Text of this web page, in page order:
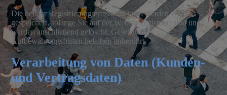
Die bei der Registrierung erfassten Daten werden von uns
gespeichert, solange Sie auf der Website registriert sind und
werden anschließend gelöscht. Gesetzliche
Aufbewahrungsfristen beleiben unberührt.
Verarbeitung von Daten (Kunden-
und Vertragsdaten)